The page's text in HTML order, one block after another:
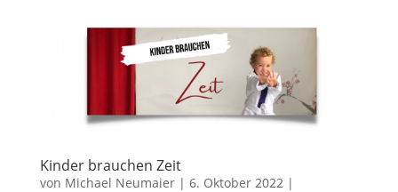
Kinder brauchen Zeit
von Michael Neumaier| 6. Oktober 2022|